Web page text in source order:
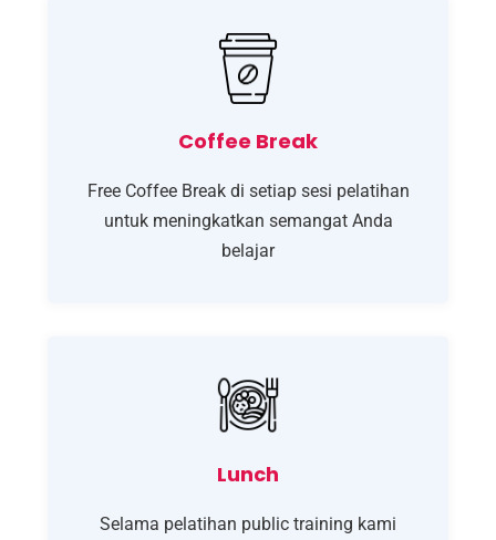
Coffee Break
Free Coffee Break di setiap sesi pelatihan
untuk meningkatkan semangat Anda
belajar
Lunch
Selama pelatihan public training kami